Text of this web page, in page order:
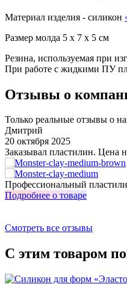
Материал изделия - силикон
Размер молда 5 х 7 х 5 см
Резина, используемая при
При работе с жидкими ПУ
Отзывы о
Только реальные отзывы о
Дмитрий
20 октября 2025
Заказывал пластилин. Цена
Профессиональный
Подробнее о товаре
Смотреть все отзывы
С этим товаром